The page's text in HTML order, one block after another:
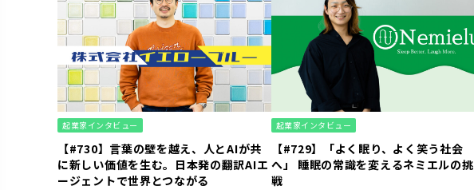
起業家インタビュー
【#730】言葉の壁を越え、人とAIが共
に新しい価値を生む。日本発の翻訳AIエ
ージェントで世界とつながる
起業家インタビュー
【#729】「よく眠り、よく笑う社会
へ」 睡眠の常識を変えるネミエルの挑
戦